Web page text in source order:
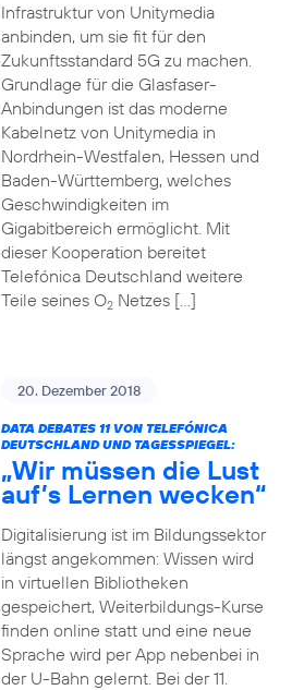
Infrastruktur von Unitymedia
anbinden, um sie fit für den
Zukunftsstandard 5G zu machen.
Grundlage für die Glasfaser-
Anbindungen ist das moderne
Kabelnetz von Unitymedia in
Nordrhein-Westfalen, Hessen und
Baden-Württemberg, welches
Geschwindigkeiten im
Gigabitbereich ermöglicht. Mit
dieser Kooperation bereitet
Telefónica Deutschland weitere
Teile seines O2Netzes […]
20. Dezember 2018
DATA DEBATES 11 VON TELEFÓNICA
DEUTSCHLAND UND TAGESSPIEGEL:
„Wir müssen die Lust
auf’s Lernen wecken“
Digitalisierung ist im Bildungssektor
längst angekommen: Wissen wird
in virtuellen Bibliotheken
gespeichert, Weiterbildungs-Kurse
finden online statt und eine neue
Sprache wird per App nebenbei in
der U-Bahn gelernt. Bei der 11.